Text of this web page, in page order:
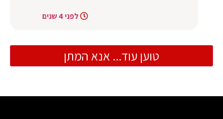
לפני 4 שנים
טוען עוד... אנא המתן